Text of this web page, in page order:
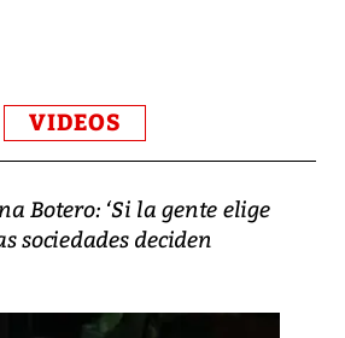
VIDEOS
Botero: ‘Si la gente elige
sociedades deciden